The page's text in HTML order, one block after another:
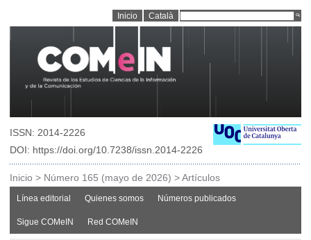
Inicio Català
ISSN: 2014-2226
DOI: https://doi.org/10.7238/issn.2014-2226
Inicio > Número 165 (mayo de 2026) >Artículos
Línea editorial Quienes somos Números publicados
Sigue COMeIN Red COMeIN